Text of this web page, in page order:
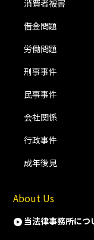
消費者被害
借金問題
労働問題
刑事事件
民事事件
会社関係
行政事件
成年後見
About Us
当法律事務所につ